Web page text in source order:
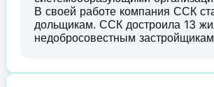
В своей работе компания ССК
дольщикам. ССК достроила 13
недобросовестным